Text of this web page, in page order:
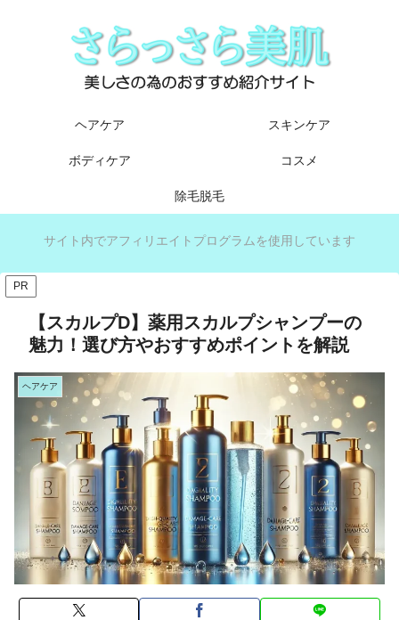
ヘアケア スキンケア
ボディケア コスメ
除毛脱毛
サイト内でアフィリエイトプログラムを使用しています
PR
【スカルプD】薬用スカルプシャンプーの
魅力！選び方やおすすめポイントを解説
ヘアケア